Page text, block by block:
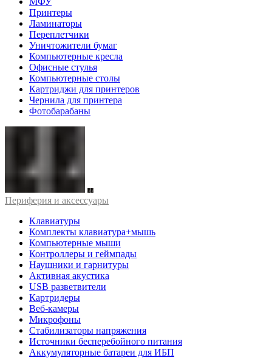
Принтеры
Ламинаторы
Переплетчики
Уничтожители бумаг
Компьютерные кресла
Офисные стулья
Компьютерные столы
Картриджи для принтеров
Чернила для принтера
Фотобарабаны
Периферия и аксессуары
Клавиатуры
Комплекты клавиатура+мышь
Компьютерные мыши
Контроллеры и геймпады
Наушники и гарнитуры
Активная акустика
USB разветвители
Картридеры
Веб-камеры
Микрофоны
Стабилизаторы напряжения
Источники бесперебойного питания
Аккумуляторные батареи для ИБП